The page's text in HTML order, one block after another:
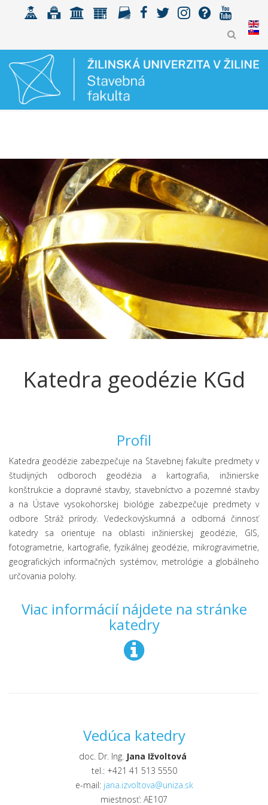
Katedra geodézie KGd
Profil
Katedra geodézie zabezpečuje na Stavebnej fakulte predmety v
študijných odboroch geodézia a kartografia, inžinierske
konštrukcie a dopravné stavby, stavebníctvo a pozemné stavby
a na Ústave vysokohorskej biológie zabezpečuje predmety v
odbore Stráž prírody. Vedeckovýskumná a odborná činnosť
katedry sa orientuje na oblasti inžinierskej geodézie, GIS,
fotogrametrie, kartografie, fyzikálnej geodézie, mikrogravimetrie,
geografických informačných systémov, metrológie a globálneho
určovania polohy.
Viac informácií nájdete na stránke
katedry
Vedúca katedry
doc. Dr. Ing. Jana Ižvoltová
tel.: +421 41 513 5550
e-mail: jana.izvoltova@uniza.sk
miestnosť: AE107